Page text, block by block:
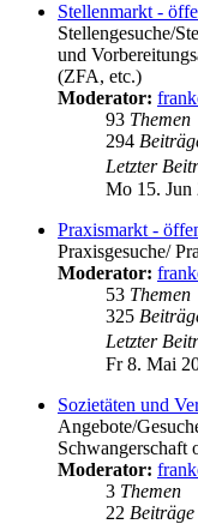
Stellenmarkt -
Stellengesuche/
und
(ZFA, etc.)
Moderator:
93 Themen
294
Letzter
Mo 15. Jun
Praxismarkt -
Praxisgesuche/
Moderator:
53 Themen
325
Letzter
Fr 8. Mai
Sozietäten und
Angebote/
Schwangerschaft
Moderator:
3 Themen
22 Beiträge